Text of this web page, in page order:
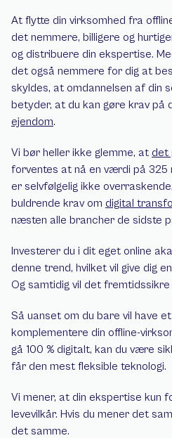
At flytte din virksomhed fra
det nemmere, billigere og
og distribuere din ekspertise.
det også nemmere for dig at
skyldes, at omdannelsen af din
betyder, at du kan gøre krav på
ejendom.
Vi bør heller ikke glemme, at det
forventes at nå en værdi på 325
er selvfølgelig ikke
buldrende krav om digital
næsten alle brancher de sidste
Investerer du i dit eget online
denne trend, hvilket vil give dig
Og samtidig vil det fremtidssikre
Så uanset om du bare vil have
komplementere din offline-
gå 100 % digitalt, kan du være
får den mest fleksible teknologi.
Vi mener, at din ekspertise kun
levevilkår. Hvis du mener det
det samme.